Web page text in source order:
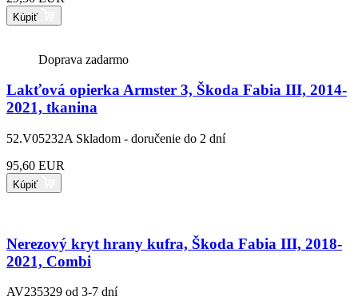
Kúpiť
Doprava zadarmo
Lakťová opierka Armster 3, Škoda Fabia III, 2014-
2021, tkanina
52.V05232A Skladom - doručenie do 2 dní
95,60 EUR
Kúpiť
Nerezový kryt hrany kufra, Škoda Fabia III, 2018-
2021, Combi
AV235329 od 3-7 dní